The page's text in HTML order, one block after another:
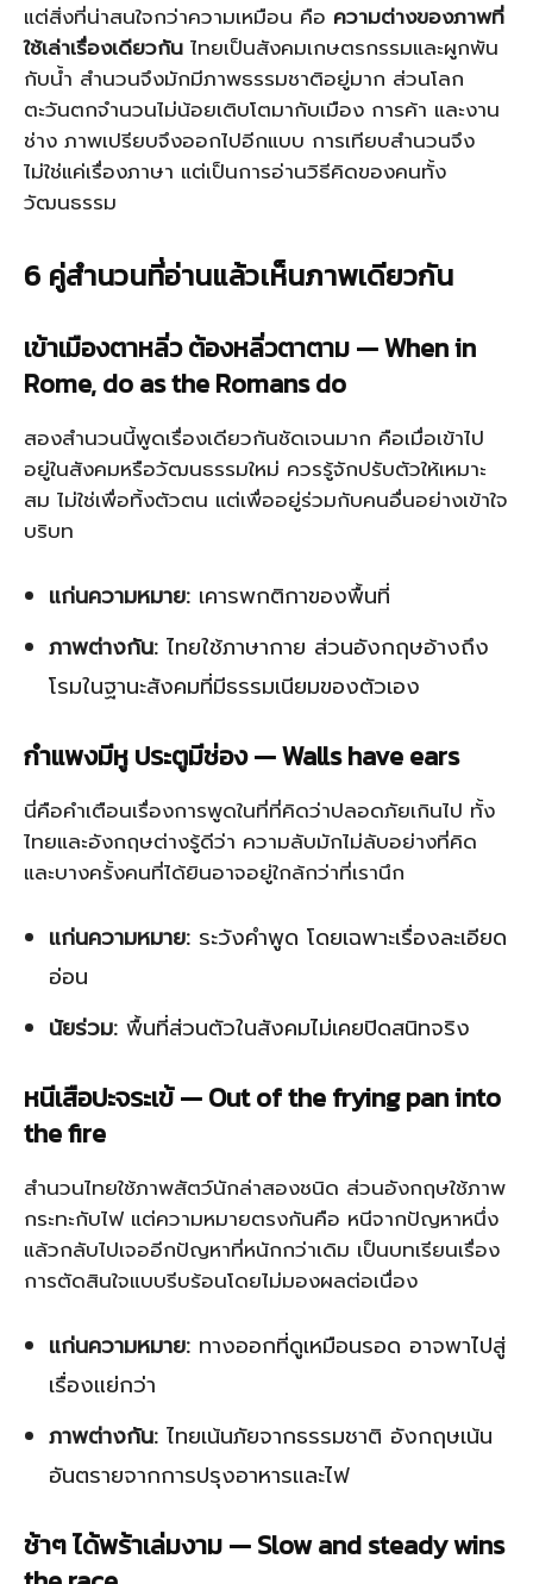
แต่สิ่งที่น่าสนใจกว่าความเหมือน คือ ความต่างของภาพที่
ใช้เล่าเรื่องเดียวกัน ไทยเป็นสังคมเกษตรกรรมและผูกพัน
กับน้ำ สำนวนจึงมักมีภาพธรรมชาติอยู่มาก ส่วนโลก
ตะวันตกจำนวนไม่น้อยเติบโตมากับเมือง การค้า และงาน
ช่าง ภาพเปรียบจึงออกไปอีกแบบ การเทียบสำนวนจึง
ไม่ใช่แค่เรื่องภาษา แต่เป็นการอ่านวิธีคิดของคนทั้ง
วัฒนธรรม
6 คู่สำนวนที่อ่านแล้วเห็นภาพเดียวกัน
เข้าเมืองตาหลิ่ว ต้องหลิ่วตาตาม — When in
Rome, do as the Romans do
สองสำนวนนี้พูดเรื่องเดียวกันชัดเจนมาก คือเมื่อเข้าไป
อยู่ในสังคมหรือวัฒนธรรมใหม่ ควรรู้จักปรับตัวให้เหมาะ
สม ไม่ใช่เพื่อทิ้งตัวตน แต่เพื่ออยู่ร่วมกับคนอื่นอย่างเข้าใจ
บริบท
แก่นความหมาย: เคารพกติกาของพื้นที่
ภาพต่างกัน: ไทยใช้ภาษากาย ส่วนอังกฤษอ้างถึง
โรมในฐานะสังคมที่มีธรรมเนียมของตัวเอง
กำแพงมีหู ประตูมีช่อง — Walls have ears
นี่คือคำเตือนเรื่องการพูดในที่ที่คิดว่าปลอดภัยเกินไป ทั้ง
ไทยและอังกฤษต่างรู้ดีว่า ความลับมักไม่ลับอย่างที่คิด
และบางครั้งคนที่ได้ยินอาจอยู่ใกล้กว่าที่เรานึก
แก่นความหมาย: ระวังคำพูด โดยเฉพาะเรื่องละเอียด
อ่อน
นัยร่วม: พื้นที่ส่วนตัวในสังคมไม่เคยปิดสนิทจริง
หนีเสือปะจระเข้ — Out of the frying pan into
the fire
สำนวนไทยใช้ภาพสัตว์นักล่าสองชนิด ส่วนอังกฤษใช้ภาพ
กระทะกับไฟ แต่ความหมายตรงกันคือ หนีจากปัญหาหนึ่ง
แล้วกลับไปเจออีกปัญหาที่หนักกว่าเดิม เป็นบทเรียนเรื่อง
การตัดสินใจแบบรีบร้อนโดยไม่มองผลต่อเนื่อง
แก่นความหมาย: ทางออกที่ดูเหมือนรอด อาจพาไปสู่
เรื่องแย่กว่า
ภาพต่างกัน: ไทยเน้นภัยจากธรรมชาติ อังกฤษเน้น
อันตรายจากการปรุงอาหารและไฟ
ช้าๆ ได้พร้าเล่มงาม — Slow and steady wins